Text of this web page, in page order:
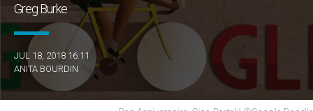
Greg Burke
JUL 18, 2018 16:11
ANITA BOURDIN